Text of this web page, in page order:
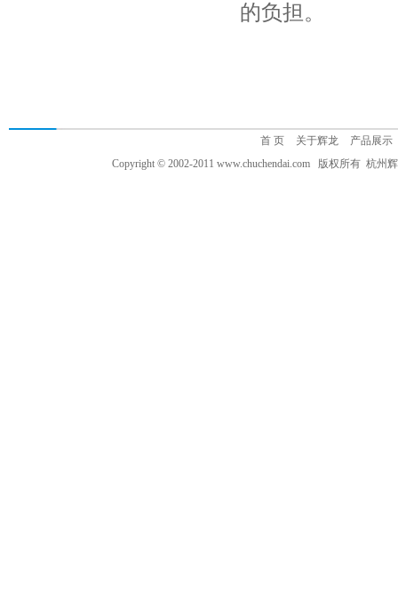
的负担。
首 页 关于辉龙
产品展示
Copyright © 2002-2011 www.chuchendai.com 版权所有 杭州